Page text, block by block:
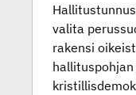
valita
rakensi